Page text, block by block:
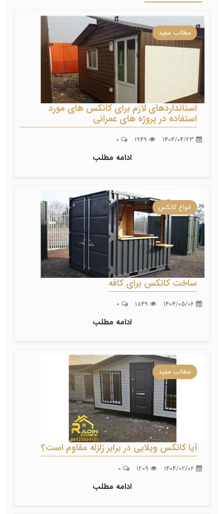
مطالب مفید
استانداردهای لازم برای کانکس های مورد
استفاده در پروژه های عمرانی
ادامه مطلب
انواع کانکس
ساخت کانکس برای کافه
ادامه مطلب
مطالب مفید
آیا کانکس ویلایی در برابر زلزله مقاوم است؟
ادامه مطلب